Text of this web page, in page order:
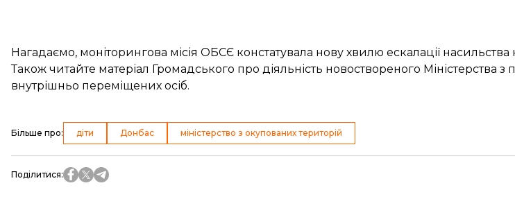
Нагадаємо, моніторингова місія ОБСЄ констатувала нову хвилю ескалації насильства
Також читайте матеріал Громадського про діяльність новоствореного Міністерства з
внутрішньо переміщених осіб.
Більше про: діти Донбас міністерство з окупованих територій
Поділитися: